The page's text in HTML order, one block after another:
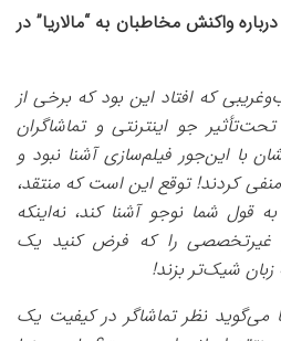
واکنش مخاطبان به “مالاریا” در
که افتاد این بود که برخی از
جو اینترنتی و تماشاگران
با این‌جور فیلم‌سازی آشنا نبود و
کردند! توقع این است که منتقد،
به قول شما نوجو آشنا کند، نه‌اینکه
و غیرتخصصی را که فرض کنید یک
نظر تماشاگر در کیفیت یک